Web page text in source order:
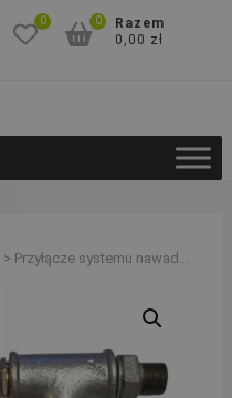
0
Razem
0,00 zł
0
> Przyłącze systemu nawadniania na PE20 do elewacji, kran 1/2“